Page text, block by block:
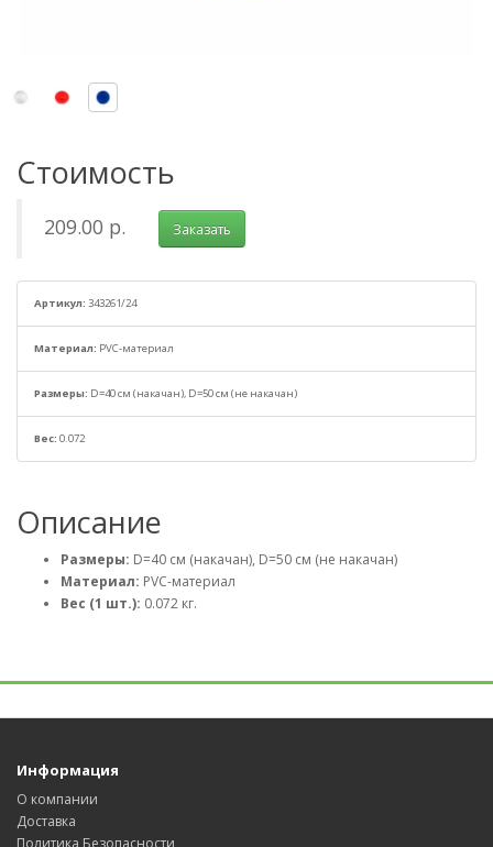
Стоимость
209.00 р. Заказать
Артикул: 343261/24
Материал: PVC-материал
Размеры: D=40 см (накачан), D=50 см (не накачан)
Вес: 0.072
Описание
Размеры: D=40 см (накачан), D=50 см (не накачан)
Материал: PVC-материал
Вес (1 шт.): 0.072 кг.
Информация
О компании
Доставка